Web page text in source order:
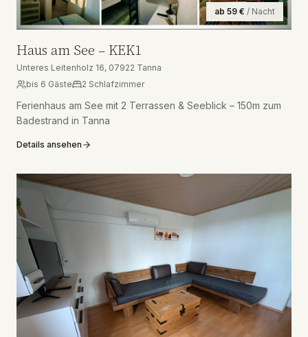
ab 59 € / Nacht
Haus am See – KEK1
Unteres Leitenholz 16, 07922 Tanna
bis 6 Gäste 2 Schlafzimmer
Ferienhaus am See mit 2 Terrassen & Seeblick – 150m zum
Badestrand in Tanna
Details ansehen